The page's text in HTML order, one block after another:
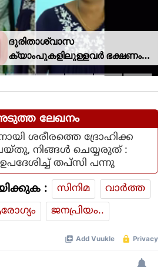
ദുരിതാശ്വാസ
ക്യാംപുകളിലുള്ളവർ ഭക്ഷണം
കഴിക്കുന്നത് സ്വന്തം കാശ്
ലേഖനം
ശരീരത്തെ ദ്രോഹിക്ക
നിങ്ങൾ ചെയ്യരുത് :
തപ്സി പന്നു
: സിനിമ
വാര്‍ത്ത
ജനപ്രിയം..